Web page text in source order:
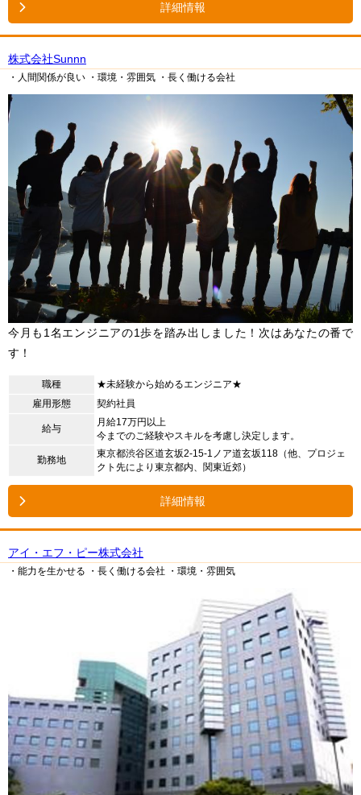
詳細情報
株式会社Sunnn
・人間関係が良い ・環境・雰囲気 ・長く働ける会社
今月も1名エンジニアの1歩を踏み出しました！次はあなたの番で
す！
職種
★未経験から始めるエンジニア★
雇用形態
契約社員
給与
月給17万円以上
今までのご経験やスキルを考慮し決定します。
勤務地
東京都渋谷区道玄坂2-15-1ノア道玄坂118（他、プロジェ
クト先により東京都内、関東近郊）
詳細情報
アイ・エフ・ピー株式会社
・能力を生かせる ・長く働ける会社 ・環境・雰囲気